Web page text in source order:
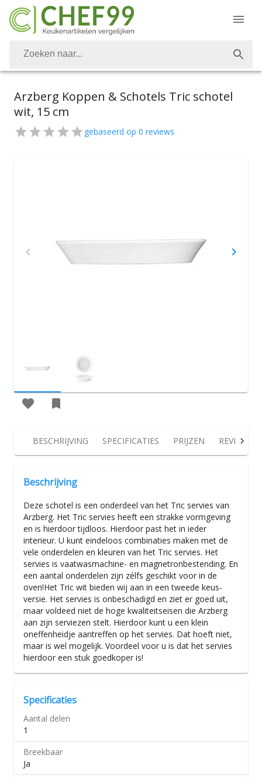
Arzberg Koppen & Schotels Tric schotel
wit, 15 cm
gebaseerd op 0 reviews
BESCHRIJVING SPECIFICATIES PRIJZEN REVIEWS
Beschrijving
Deze schotel is een onderdeel van het Tric servies van
Arzberg. Het Tric servies heeft een strakke vormgeving
en is hierdoor tijdloos. Hierdoor past het in ieder
interieur. U kunt eindeloos combinaties maken met de
vele onderdelen en kleuren van het Tric servies. Het
servies is vaatwasmachine- en magnetronbestending. En
een aantal onderdelen zijn zélfs geschikt voor in de
oven!Het Tric wit bieden wij aan in een tweede keus-
versie. Het servies is onbeschadigd en ziet er goed uit,
maar voldeed niet de hoge kwaliteitseisen die Arzberg
aan zijn serviezen stelt. Hierdoor kunt u een klein
oneffenheidje aantreffen op het servies. Dat hoeft niet,
maar is wel mogelijk. Voordeel voor u is dat het servies
hierdoor een stuk goedkoper is!
Specificaties
Aantal delen
1
Breekbaar
Ja